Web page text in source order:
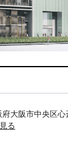
府大阪市中央区
る